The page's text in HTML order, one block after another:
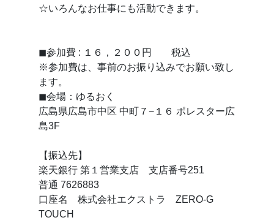
☆いろんなお仕事にも活動できます。
◼参加費 : １６，２００円 税込
※参加費は、事前のお振り込みでお願い致し
ます。
◼会場：ゆるおく
広島県広島市中区 中町７−１６ ポレスター広
島3F
【振込先】
楽天銀行 第１営業支店 支店番号251
普通 7626883
口座名 株式会社エクストラ ZERO-G
TOUCH